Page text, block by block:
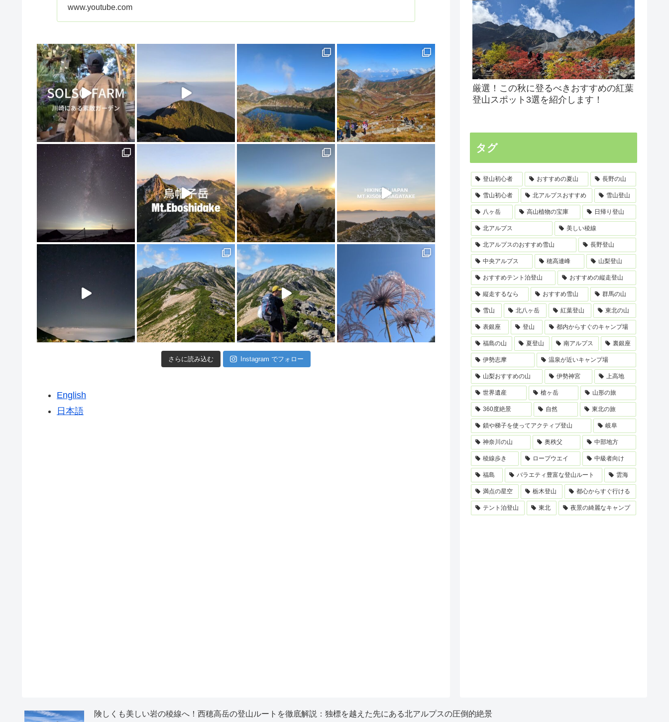
www.youtube.com
さらに読み込む Instagram でフォロー
English
日本語
厳選！この秋に登るべきおすすめの紅葉
登山スポット3選を紹介します！
タグ
登山初心者 おすすめの夏山 長野の山
雪山初心者 北アルプスおすすめ 雪山登山
八ヶ岳 高山植物の宝庫 日帰り登山
北アルプス 美しい稜線
北アルプスのおすすめ雪山 長野登山
中央アルプス 穂高連峰 山梨登山
おすすめテント泊登山 おすすめの縦走登山
縦走するなら おすすめ雪山 群馬の山
雪山 北八ヶ岳 紅葉登山 東北の山
表銀座 登山 都内からすぐのキャンプ場
福島の山 夏登山 南アルプス 裏銀座
伊勢志摩 温泉が近いキャンプ場
山梨おすすめの山 伊勢神宮 上高地
世界遺産 槍ヶ岳 山形の旅
360度絶景 自然 東北の旅
鎖や梯子を使ってアクティブ登山 岐阜
神奈川の山 奥秩父 中部地方
稜線歩き ロープウエイ 中級者向け
福島 バラエティ豊富な登山ルート 雲海
満点の星空 栃木登山 都心からすぐ行ける
テント泊登山 東北 夜景の綺麗なキャンプ
険しくも美しい岩の稜線へ！西穂高岳の登山ルートを徹底解説：独標を越えた先にある北アルプスの圧倒的絶景